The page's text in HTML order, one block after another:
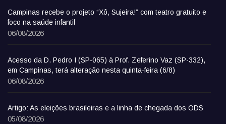
Campinas recebe o projeto “Xô, Sujeira!” com teatro gratuito e
foco na saúde infantil
06/08/2026
Acesso da D. Pedro I (SP-065) à Prof. Zeferino Vaz (SP-332),
em Campinas, terá alteração nesta quinta-feira (6/8)
06/08/2026
Artigo: As eleições brasileiras e a linha de chegada dos ODS
05/08/2026